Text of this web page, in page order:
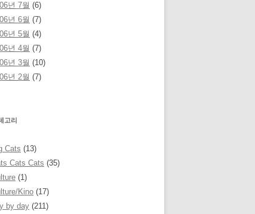
년 7월 (6)
년 6월 (7)
년 5월 (4)
년 4월 (7)
년 3월 (10)
년 2월 (7)
고리
Cats (13)
Cats Cats (35)
(1)
Kino (17)
by day (211)